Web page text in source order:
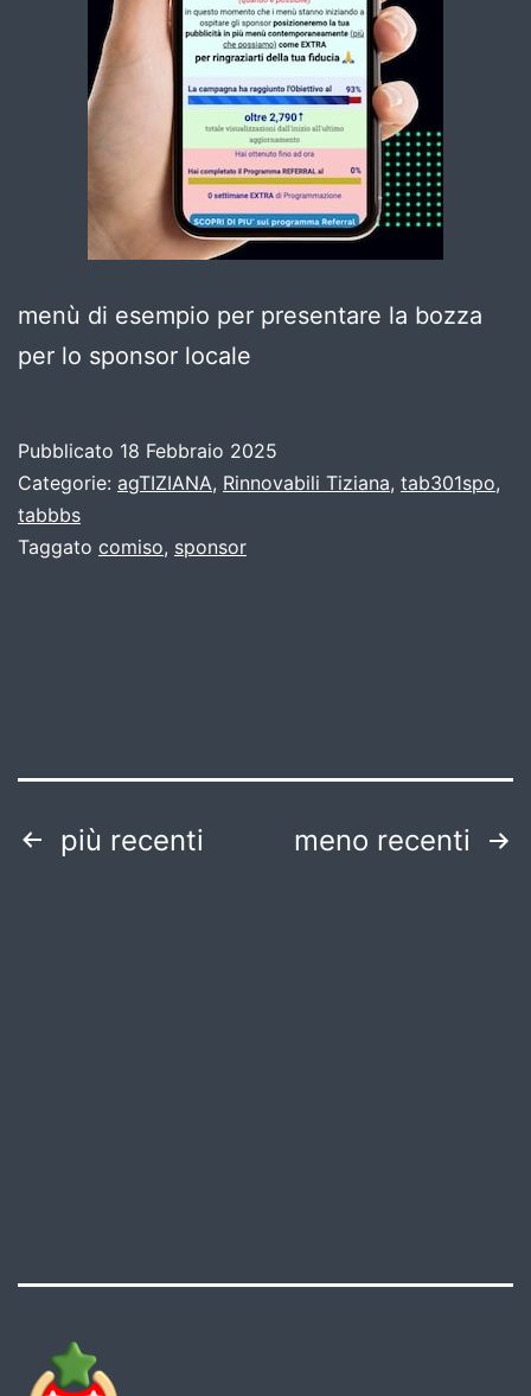
menù di esempio per presentare la bozza
per lo sponsor locale
Pubblicato 18 Febbraio 2025
Categorie: agTIZIANA, Rinnovabili Tiziana, tab301spo,
tabbbs
Taggato comiso, sponsor
Paginazione
più recenti meno recenti